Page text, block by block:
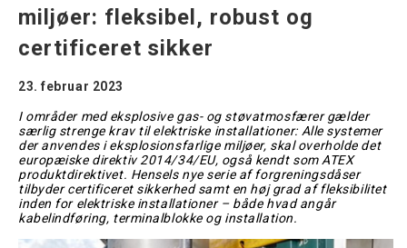
miljøer: fleksibel, robust og
certificeret sikker
23. februar 2023
I områder med eksplosive gas- og støvatmosfærer gælder
særlig strenge krav til elektriske installationer: Alle systemer
der anvendes i eksplosionsfarlige miljøer, skal overholde det
europæiske direktiv 2014/34/EU, også kendt som ATEX
produktdirektivet. Hensels nye serie af forgreningsdåser
tilbyder certificeret sikkerhed samt en høj grad af fleksibilitet
inden for elektriske installationer – både hvad angår
kabelindføring, terminalblokke og installation.